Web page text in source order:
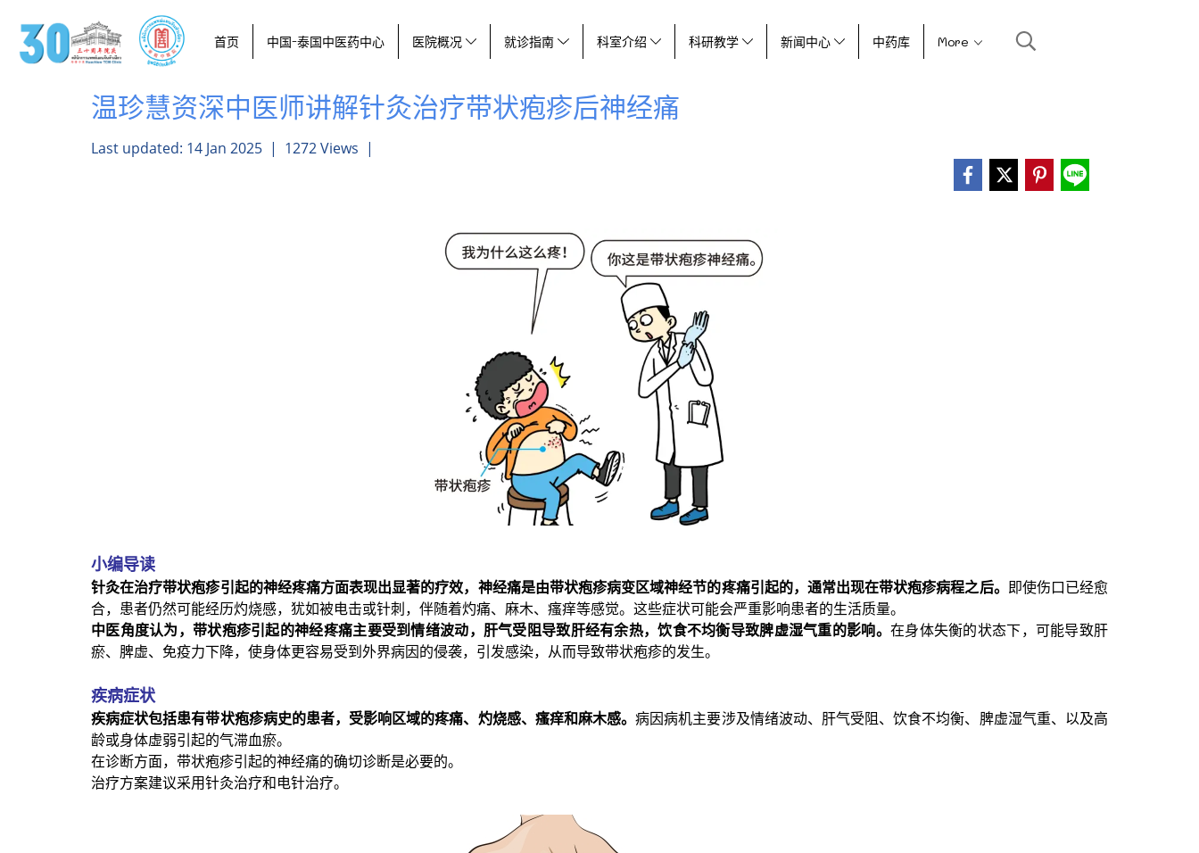
首页 中国-泰国中医药中心 医院概况 就诊指南 科室介绍 科研教学 新闻中心 中药库 More
温珍慧资深中医师讲解针灸治疗带状疱疹后神经痛
Last updated: 14 Jan 2025 | 1272 Views |
小编导读
针灸在治疗带状疱疹引起的神经疼痛方面表现出显著的疗效，神经痛是由带状疱疹病变区域神经节的疼痛引起的，通常出现在带状疱疹病程之后。 即使伤口已经愈
合，患者仍然可能经历灼烧感，犹如被电击或针刺，伴随着灼痛、麻木、瘙痒等感觉。这些症状可能会严重影响患者的生活质量。
中医角度认为，带状疱疹引起的神经疼痛主要受到情绪波动，肝气受阻导致肝经有余热，饮食不均衡导致脾虚湿气重的影响。 在身体失衡的状态下，可能导致肝
瘀、脾虚、免疫力下降，使身体更容易受到外界病因的侵袭，引发感染，从而导致带状疱疹的发生。
疾病症状
疾病症状包括患有带状疱疹病史的患者，受影响区域的疼痛、灼烧感、瘙痒和麻木感。病因病机主要涉及情绪波动、肝气受阻、饮食不均衡、脾虚湿气重、以及高
龄或身体虚弱引起的气滞血瘀。
在诊断方面，带状疱疹引起的神经痛的确切诊断是必要的。
治疗方案建议采用针灸治疗和电针治疗。